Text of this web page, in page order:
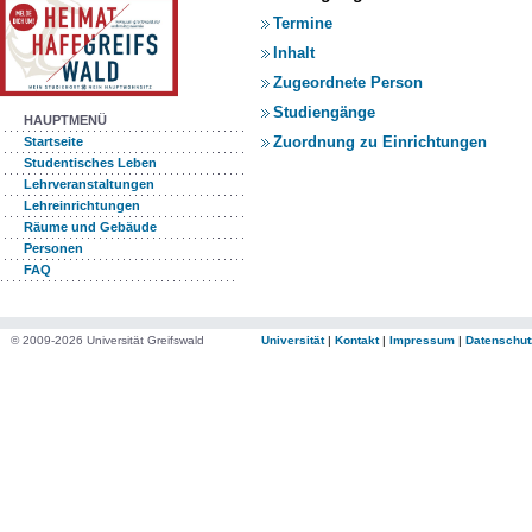
HAUPTMENÜ
Startseite
Studentisches Leben
Lehrveranstaltungen
Lehreinrichtungen
Räume und Gebäude
Personen
FAQ
Termine
Inhalt
Zugeordnete Person
Studiengänge
Zuordnung zu Einrichtungen
© 2009-2026 Universität Greifswald Universität| Kontakt| Impressum |